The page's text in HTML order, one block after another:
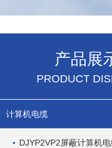
产品展
PRODUCT
计算机电缆
DJYP2VP2屏蔽计算机